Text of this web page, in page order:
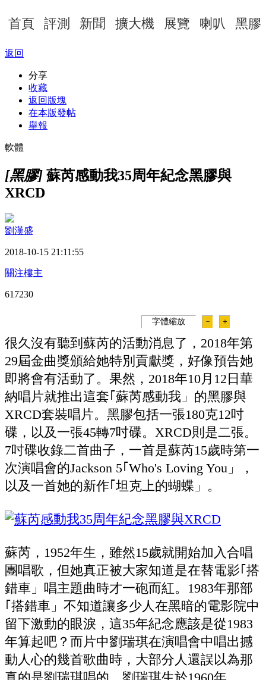
首頁 評測 新聞 擴大機 展覽 喇叭 黑膠
返回
分享
收藏
返回版塊
在本版發帖
舉報
軟體
[黑膠] 蘇芮感動我35周年紀念黑膠與
XRCD
劉漢盛
2018-10-15 21:11:55
關注樓主
617230
字體縮放 － ＋
很久沒有聽到蘇芮的活動消息了，2018年第
29屆金曲獎頒給她特別貢獻獎，好像預告她
即將會有活動了。果然，2018年10月12日華
納唱片就推出這套｢蘇芮感動我」的黑膠與
XRCD套裝唱片。黑膠包括一張180克12吋
碟，以及一張45轉7吋碟。XRCD則是二張。
7吋碟收錄二首曲子，一首是蘇芮15歲時第一
次演唱會的Jackson 5｢Who's Loving You」，
以及一首她的新作｢坦克上的蝴蝶」。
蘇芮，1952年生，雖然15歲就開始加入合唱
團唱歌，但她真正被大家知道是在替電影｢搭
錯車」唱主題曲時才一砲而紅。1983年那部
｢搭錯車」不知道讓多少人在黑暗的電影院中
留下激動的眼淚，這35年紀念應該是從1983
年算起吧？而片中劉瑞琪在演唱會中唱出撼
動人心的幾首歌曲時，大部分人還誤以為那